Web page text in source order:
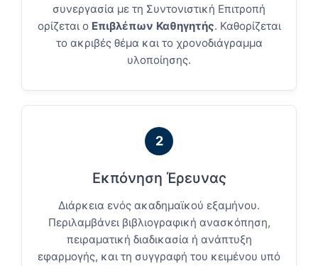
συνεργασία με τη Συντονιστική Επιτροπή
ορίζεται ο Επιβλέπων Καθηγητής. Καθορίζεται
το ακριβές θέμα και το χρονοδιάγραμμα
υλοποίησης.
2
Εκπόνηση Έρευνας
Διάρκεια ενός ακαδημαϊκού εξαμήνου.
Περιλαμβάνει βιβλιογραφική ανασκόπηση,
πειραματική διαδικασία ή ανάπτυξη
εφαρμογής, και τη συγγραφή του κειμένου υπό